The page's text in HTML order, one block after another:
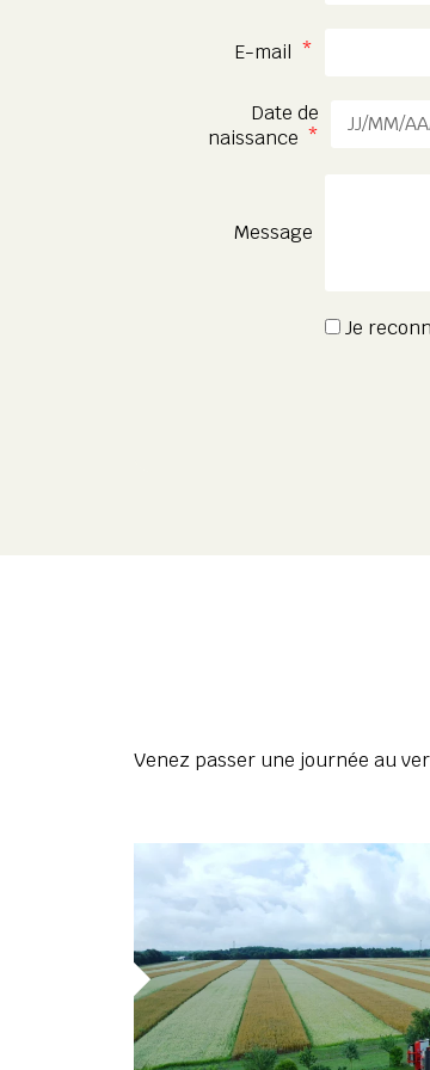
E-mail
Date de
naissance
Message
Je
Venez passer une journée au